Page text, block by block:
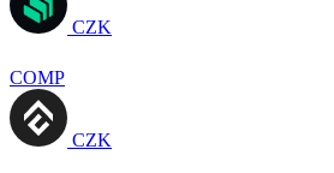
CZK
COMP
CZK